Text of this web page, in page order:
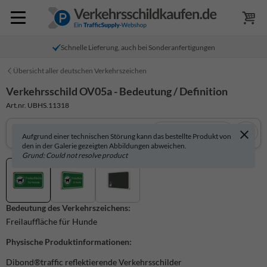
Schnelle Lieferung, auch bei Sonderanfertigungen
Übersicht aller deutschen Verkehrszeichen
Verkehrsschild OV05a - Bedeutung / Definition
Art.nr. UBHS.11318
Aufgrund einer technischen Störung kann das bestellte Produkt von
den in der Galerie gezeigten Abbildungen abweichen.
Grund: Could not resolve product
In 3D anzeigen
Bedeutung des Verkehrszeichens:
Freilauffläche für Hunde
Physische Produktinformationen:
Dibond®traffic reflektierende Verkehrsschilder